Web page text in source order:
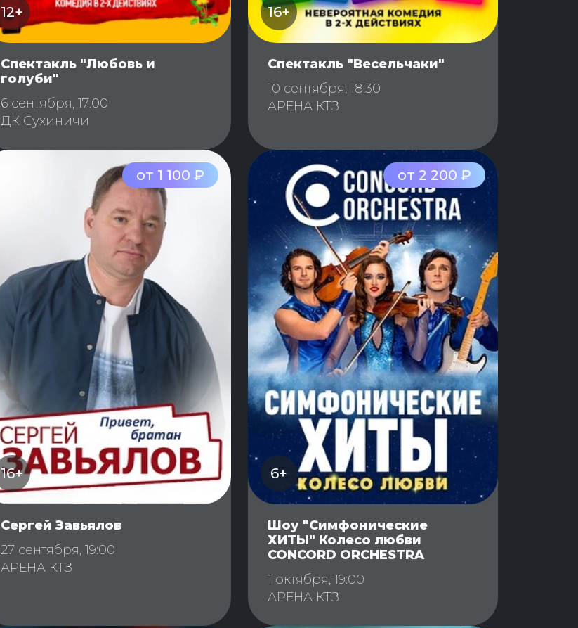
12+
Спектакль "Любовь и
голуби"
6 сентября, 17:00
ДК Сухиничи
16+
Спектакль "Весельчаки"
10 сентября, 18:30
АРЕНА КТЗ
от 1 100 ₽
16+
Сергей Завьялов
27 сентября, 19:00
АРЕНА КТЗ
от 2 200 ₽
6+
Шоу "Симфонические
ХИТЫ" Колесо любви
CONCORD ORCHESTRA
1 октября, 19:00
АРЕНА КТЗ